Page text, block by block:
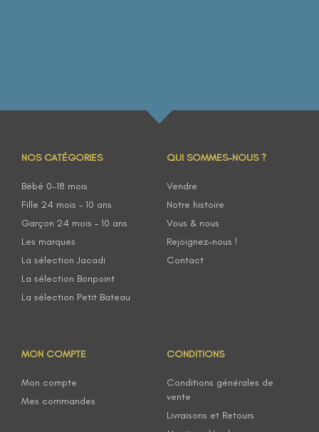
NOS CATÉGORIES
Bébé 0-18 mois
Fille 24 mois – 10 ans
Garçon 24 mois – 10 ans
Les marques
La sélection Jacadi
La sélection Bonpoint
La sélection Petit Bateau
QUI SOMMES-NOUS ?
Vendre
Notre histoire
Vous & nous
Rejoignez-nous !
Contact
MON COMPTE
Mon compte
Mes commandes
CONDITIONS
Conditions générales de
vente
Livraisons et Retours